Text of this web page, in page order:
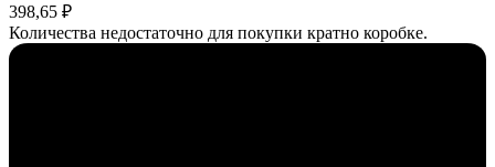
398,65 ₽
Количества недостаточно для покупки кратно коробке.